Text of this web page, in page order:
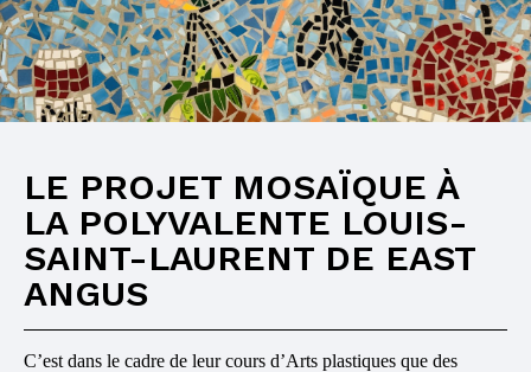
LE PROJET MOSAÏQUE À
LA POLYVALENTE LOUIS-
SAINT-LAURENT DE EAST
ANGUS
C’est dans le cadre de leur cours d’Arts plastiques que des